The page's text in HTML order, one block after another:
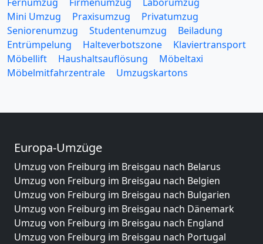
Mini Umzug
Praxisumzug
Privatumzug
Seniorenumzug
Studentenumzug
Beiladung
Entrümpelung
Halteverbotszone
Klaviertransport
Möbellift
Haushaltsauflösung
Möbeltaxi
Möbelmitfahrzentrale
Umzugskartons
Europa-Umzüge
Umzug von Freiburg im Breisgau nach Belarus
Umzug von Freiburg im Breisgau nach Belgien
Umzug von Freiburg im Breisgau nach Bulgarien
Umzug von Freiburg im Breisgau nach Dänemark
Umzug von Freiburg im Breisgau nach England
Umzug von Freiburg im Breisgau nach Portugal